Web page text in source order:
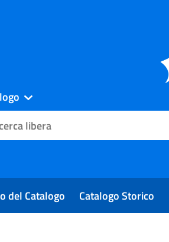
cambia
"Catalogo"
del Catalogo Catalogo Storico